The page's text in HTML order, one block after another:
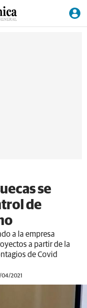
se
de
a la empresa
a partir de la
de Covid
04/2021